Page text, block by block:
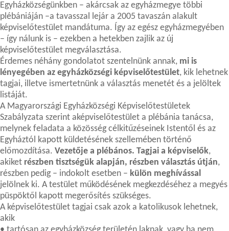
Egyházközségünkben – akárcsak az egyházmegye többi
plébániáján –a tavasszal lejár a 2005 tavaszán alakult
képviselőtestület mandátuma. Így az egész egyházmegyében
– így nálunk is – ezekben a hetekben zajlik az új
képviselőtestület megválasztása.
Érdemes néhány gondolatot szentelnünk annak, mi is
lényegében az egyházközségi képviselőtestület, kik lehetnek
tagjai, illetve ismertetnünk a választás menetét és a jelöltek
listáját.
A Magyarországi Egyházközségi Képviselőtestületek
Szabályzata szerint aképviselőtestület a plébánia tanácsa,
melynek feladata a közösség célkitűzéseinek Istentől és az
Egyháztól kapott küldetésének szellemében történő
előmozdítása. Vezetője a plébános. Tagjai a képviselők,
akiket részben tisztségük alapján, részben választás útján,
részben pedig – indokolt esetben – külön meghívással
jelölnek ki. A testület működésének megkezdéséhez a megyés
püspöktől kapott megerősítés szükséges.
A képviselőtestület tagjai csak azok a katolikusok lehetnek,
akik